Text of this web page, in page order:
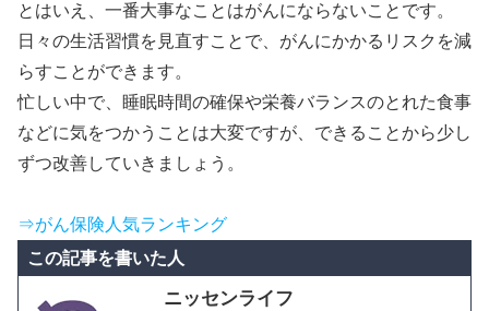
とはいえ、一番大事なことはがんにならないことです。
日々の生活習慣を見直すことで、がんにかかるリスクを減
らすことができます。
忙しい中で、睡眠時間の確保や栄養バランスのとれた食事
などに気をつかうことは大変ですが、できることから少し
ずつ改善していきましょう。
⇒がん保険人気ランキング
この記事を書いた人
ニッセンライフ